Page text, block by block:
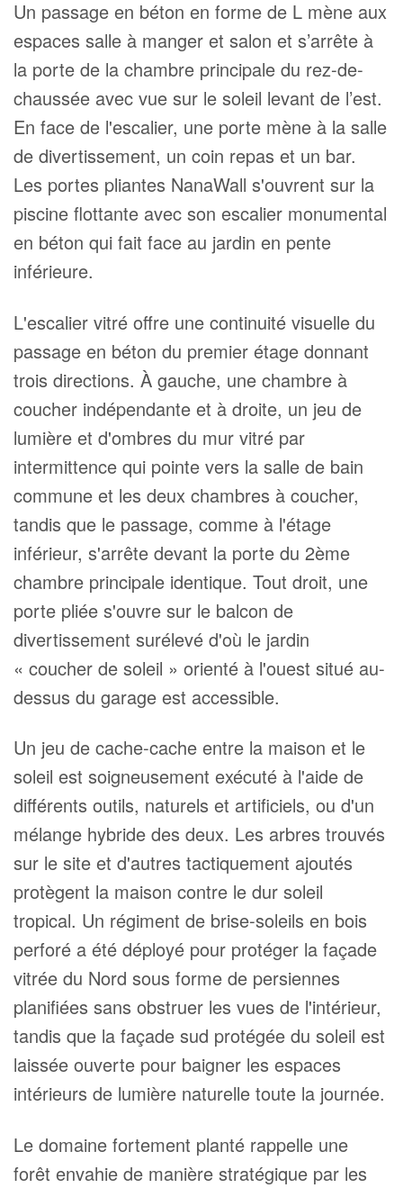
Un passage en béton en forme de L mène aux
espaces salle à manger et salon et s’arrête à
la porte de la chambre principale du rez-de-
chaussée avec vue sur le soleil levant de l’est.
En face de l'escalier, une porte mène à la salle
de divertissement, un coin repas et un bar.
Les portes pliantes NanaWall s'ouvrent sur la
piscine flottante avec son escalier monumental
en béton qui fait face au jardin en pente
inférieure.
L'escalier vitré offre une continuité visuelle du
passage en béton du premier étage donnant
trois directions. À gauche, une chambre à
coucher indépendante et à droite, un jeu de
lumière et d'ombres du mur vitré par
intermittence qui pointe vers la salle de bain
commune et les deux chambres à coucher,
tandis que le passage, comme à l'étage
inférieur, s'arrête devant la porte du 2ème
chambre principale identique. Tout droit, une
porte pliée s'ouvre sur le balcon de
divertissement surélevé d'où le jardin
« coucher de soleil » orienté à l'ouest situé au-
dessus du garage est accessible.
Un jeu de cache-cache entre la maison et le
soleil est soigneusement exécuté à l'aide de
différents outils, naturels et artificiels, ou d'un
mélange hybride des deux. Les arbres trouvés
sur le site et d'autres tactiquement ajoutés
protègent la maison contre le dur soleil
tropical. Un régiment de brise-soleils en bois
perforé a été déployé pour protéger la façade
vitrée du Nord sous forme de persiennes
planifiées sans obstruer les vues de l'intérieur,
tandis que la façade sud protégée du soleil est
laissée ouverte pour baigner les espaces
intérieurs de lumière naturelle toute la journée.
Le domaine fortement planté rappelle une
forêt envahie de manière stratégique par les